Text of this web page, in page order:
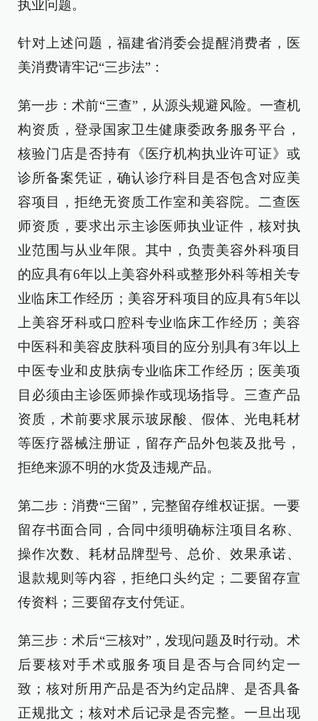
执业问题。
针对上述问题，福建省消委会提醒消费者，医
美消费请牢记“三步法”：
第一步：术前“三查”，从源头规避风险。一查机
构资质，登录国家卫生健康委政务服务平台，
核验门店是否持有《医疗机构执业许可证》或
诊所备案凭证，确认诊疗科目是否包含对应美
容项目，拒绝无资质工作室和美容院。二查医
师资质，要求出示主诊医师执业证件，核对执
业范围与从业年限。其中，负责美容外科项目
的应具有6年以上美容外科或整形外科等相关专
业临床工作经历；美容牙科项目的应具有5年以
上美容牙科或口腔科专业临床工作经历；美容
中医科和美容皮肤科项目的应分别具有3年以上
中医专业和皮肤病专业临床工作经历；医美项
目必须由主诊医师操作或现场指导。三查产品
资质，术前要求展示玻尿酸、假体、光电耗材
等医疗器械注册证，留存产品外包装及批号，
拒绝来源不明的水货及违规产品。
第二步：消费“三留”，完整留存维权证据。一要
留存书面合同，合同中须明确标注项目名称、
操作次数、耗材品牌型号、总价、效果承诺、
退款规则等内容，拒绝口头约定；二要留存宣
传资料；三要留存支付凭证。
第三步：术后“三核对”，发现问题及时行动。术
后要核对手术或服务项目是否与合同约定一
致；核对所用产品是否为约定品牌、是否具备
正规批文；核对术后记录是否完整。一旦出现